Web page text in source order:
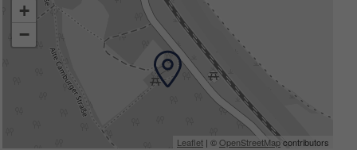
möglich.
+
−
Leaflet| ©OpenStreetMapcontributors